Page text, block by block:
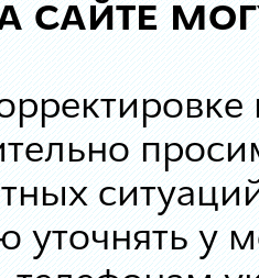
САЙТЕ
уточнять у